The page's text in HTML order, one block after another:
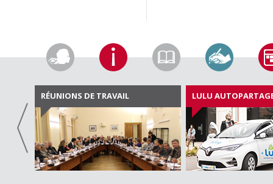
RÉUNIONS DE TRAVAIL LULU